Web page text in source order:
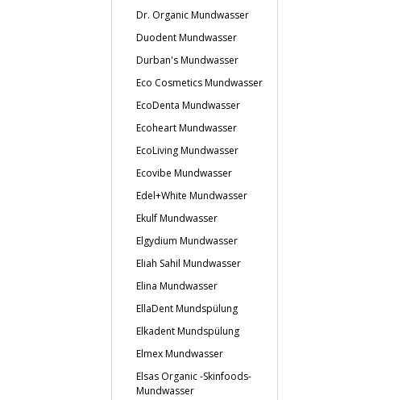
Dr. Organic Mundwasser
Duodent Mundwasser
Durban's Mundwasser
Eco Cosmetics Mundwasser
EcoDenta Mundwasser
Ecoheart Mundwasser
EcoLiving Mundwasser
Ecovibe Mundwasser
Edel+White Mundwasser
Ekulf Mundwasser
Elgydium Mundwasser
Eliah Sahil Mundwasser
Elina Mundwasser
EllaDent Mundspülung
Elkadent Mundspülung
Elmex Mundwasser
Elsas Organic -Skinfoods-
Mundwasser